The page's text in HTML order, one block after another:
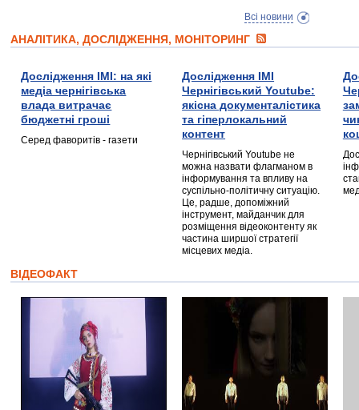
Всі новини
АНАЛІТИКА, ДОСЛІДЖЕННЯ, МОНІТОРИНГ
Дослідження ІМІ: на які
медіа чернігівська
влада витрачає
бюджетні гроші
Серед фаворитів - газети
Дослідження ІМІ
Чернігівський Youtube:
якісна документалістика
та гіперлокальний
контент
Чернігівський Youtube не
можна назвати флагманом в
інформування та впливу на
суспільно-політичну ситуацію.
Це, радше, допоміжний
інструмент, майданчик для
розміщення відеоконтенту як
частина ширшої стратегії
місцевих медіа.
ВІДЕОФАКТ